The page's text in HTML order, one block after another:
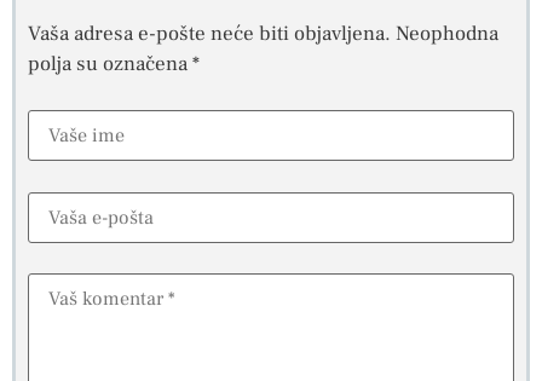
Vaša adresa e-pošte neće biti objavljena. Neophodna
polja su označena*